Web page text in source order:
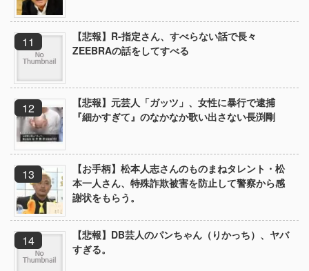
【悲報】R-指定さん、すべらない話で長々
ZEEBRAの話をしてすべる
【悲報】元芸人「ガッツ」、女性に暴行で逮捕
『細かすぎて』のなかなか歌い出さない長渕剛
【お手柄】松本人志さんのものまねタレント・松
本一人さん、特殊詐欺被害を防止して警察から感
謝状をもらう。
【悲報】DB芸人のパンちゃん（りかっち）、ヤバ
すぎる。